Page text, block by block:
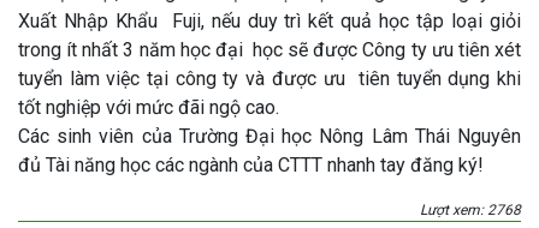
Xuất Nhập Khẩu Fuji, nếu duy trì kết quả học tập loại giỏi
trong ít nhất 3 năm học đại học sẽ được Công ty ưu tiên xét
tuyển làm việc tại công ty và được ưu tiên tuyển dụng khi
tốt nghiệp với mức đãi ngộ cao.
Các sinh viên của Trường Đại học Nông Lâm Thái Nguyên
đủ Tài năng học các ngành của CTTT nhanh tay đăng ký!
Lượt xem: 2768